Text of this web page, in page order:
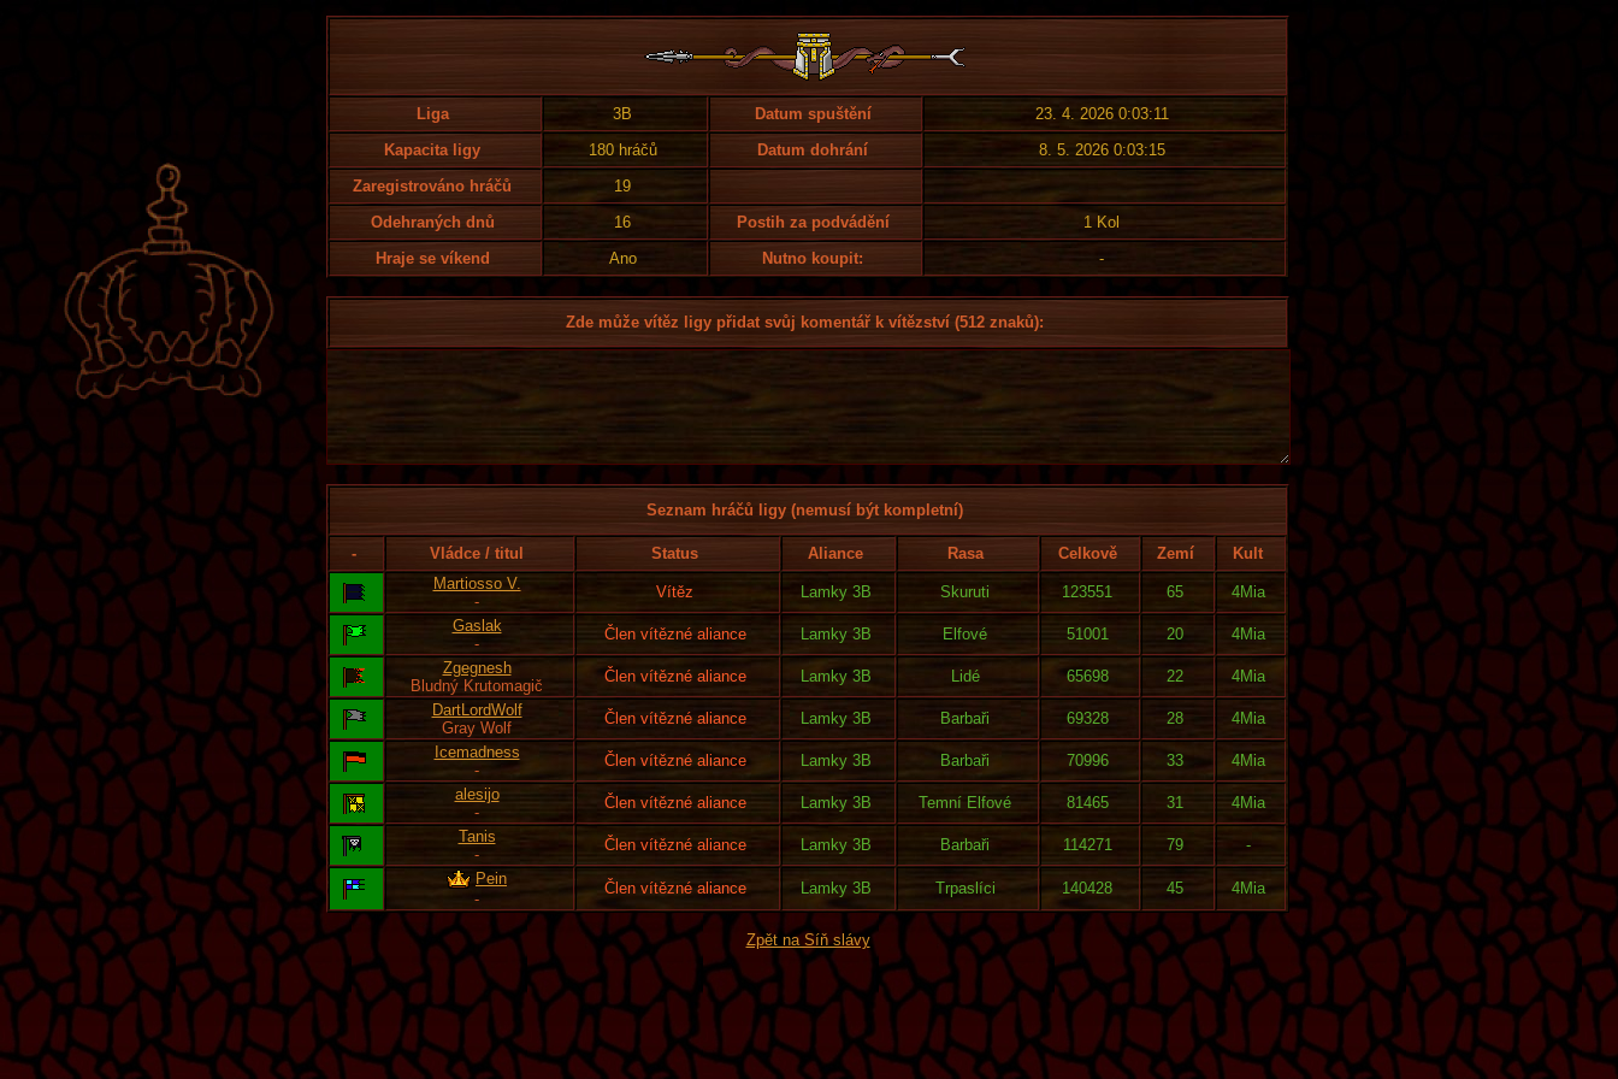
Liga 3B Datum spuštění
23. 4. 2026 0:03:11
Kapacita ligy
180 hráčů Datum dohrání
8. 5. 2026 0:03:15
Zaregistrováno hráčů
19
Odehraných dnů
16 Postih za podvádění
1 Kol
Hraje se víkend
Ano Nutno koupit: -
Zde může vítěz ligy přidat svůj komentář k vítězství (512 znaků):
Seznam hráčů ligy (nemusí být kompletní)
- Vládce / titul Status Aliance Rasa Celkově Zemí
Kult
Martiosso V.
-
Vítěz Lamky 3B Skuruti 123551 65
4Mia
Gaslak
-
Člen vítězné aliance Lamky 3B Elfové 51001 20
4Mia
Zgegnesh
Bludný Krutomagič
Člen vítězné aliance Lamky 3B Lidé 65698 22
4Mia
DartLordWolf
Gray Wolf
Člen vítězné aliance Lamky 3B Barbaři 69328 28
4Mia
Icemadness
-
Člen vítězné aliance Lamky 3B Barbaři 70996 33
4Mia
alesijo
-
Člen vítězné aliance Lamky 3B Temní Elfové 81465 31
4Mia
Tanis
-
Člen vítězné aliance Lamky 3B Barbaři 114271 79
-
Pein
-
Člen vítězné aliance Lamky 3B Trpaslíci 140428 45 4Mia
Zpět na Síň slávy